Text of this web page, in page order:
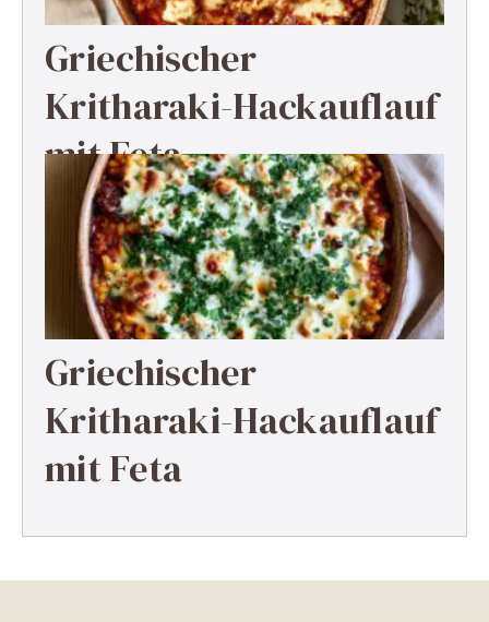
Griechischer
Kritharaki-Hackauflauf
mit Feta
Griechischer
Kritharaki-Hackauflauf
mit Feta